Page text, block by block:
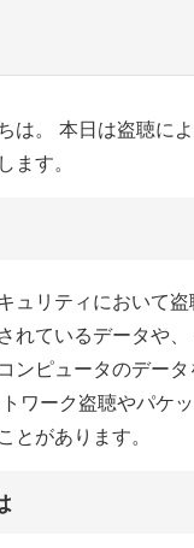
は。 本日は盗聴に
ます。
ュリティにおいて
れているデータや
ンピュータのデー
ワーク盗聴やパケ
とがあります。